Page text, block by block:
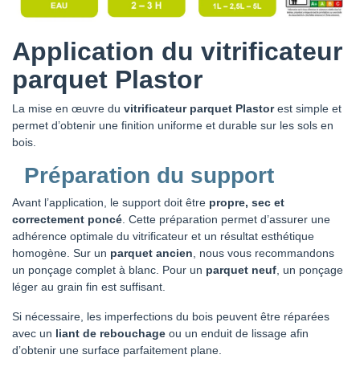
Application du vitrificateur
parquet Plastor
La mise en œuvre du vitrificateur parquet Plastorest simple et
permet d’obtenir une finition uniforme et durable sur les sols en
bois.
Préparation du support
Avant l’application, le support doit être propre, sec et
correctement poncé . Cette préparation permet d’assurer une
adhérence optimale du vitrificateur et un résultat esthétique
homogène. Sur un parquet ancien , nous vous recommandons
un ponçage complet à blanc. Pour un parquet neuf , un ponçage
léger au grain fin est suffisant.
Si nécessaire, les imperfections du bois peuvent être réparées
avec un liant de rebouchage ou un enduit de lissage afin
d’obtenir une surface parfaitement plane.